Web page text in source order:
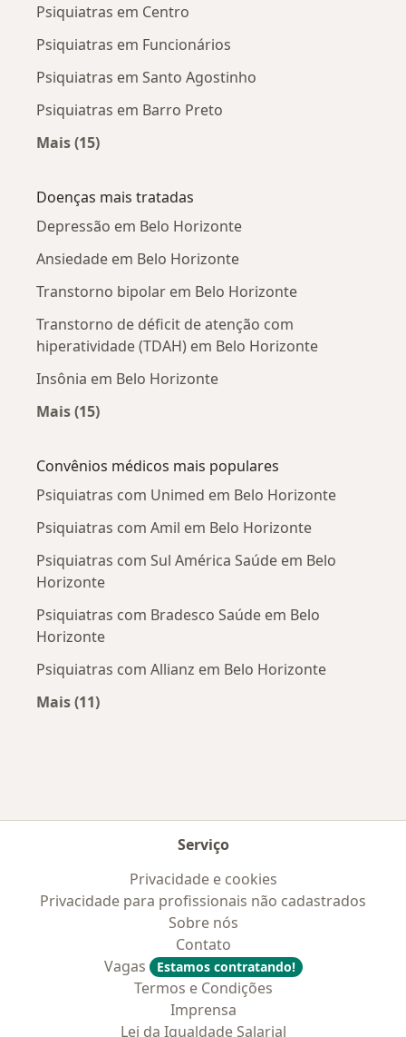
Psiquiatras em Centro
Psiquiatras em Funcionários
Psiquiatras em Santo Agostinho
Psiquiatras em Barro Preto
Mais (15)
Doenças mais tratadas
Depressão em Belo Horizonte
Ansiedade em Belo Horizonte
Transtorno bipolar em Belo Horizonte
Transtorno de déficit de atenção com
hiperatividade (TDAH) em Belo Horizonte
Insônia em Belo Horizonte
Mais (15)
Convênios médicos mais populares
Psiquiatras com Unimed em Belo Horizonte
Psiquiatras com Amil em Belo Horizonte
Psiquiatras com Sul América Saúde em Belo
Horizonte
Psiquiatras com Bradesco Saúde em Belo
Horizonte
Psiquiatras com Allianz em Belo Horizonte
Mais (11)
Serviço
Privacidade e cookies
Privacidade para profissionais não cadastrados
Sobre nós
Contato
Vagas
Estamos contratando!
Termos e Condições
Imprensa
Lei da Igualdade Salarial